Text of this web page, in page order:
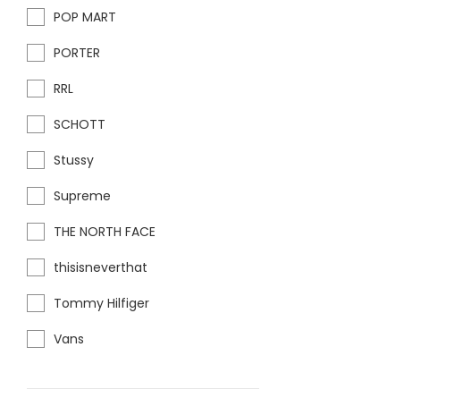
POP MART
PORTER
RRL
SCHOTT
Stussy
Supreme
THE NORTH FACE
thisisneverthat
Tommy Hilfiger
Vans